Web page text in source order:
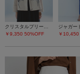
クリスタルプリーツチュールスカート
￥9,350 50%OFF
￥10,450